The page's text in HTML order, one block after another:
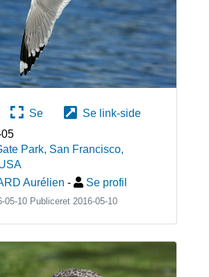
Se
Se link-side
Park, San Francisco,
Aurélien - Se profil
05-10 Publiceret 2016-05-10